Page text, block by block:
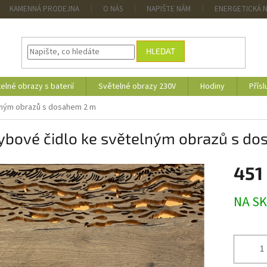
KAMENNÁ PRODEJNA O NÁS NAPIŠTE NÁM ENERGETICKÁ
HLEDAT
obrazy s baterií Světelné obrazy 230V Hodiny
obrazů s dosahem 2 m
čidlo ke světelným obrazů s
451
cena:
NA